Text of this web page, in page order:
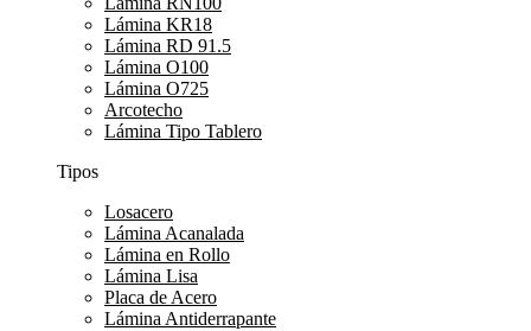
Lámina KR18
Lámina RD 91.5
Lámina O100
Lámina O725
Arcotecho
Lámina Tipo Tablero
Tipos
Losacero
Lámina Acanalada
Lámina en Rollo
Lámina Lisa
Placa de Acero
Lámina Antiderrapante